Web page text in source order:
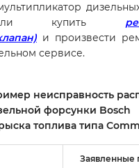
купить
и произвести
сервисе.
неисправность
форсунки Bosch
топлива типа
Заявленные